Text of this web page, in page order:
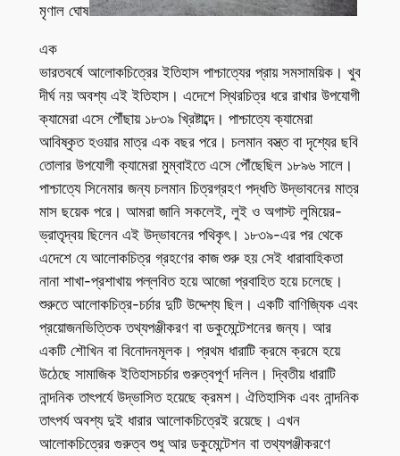
মৃণাল ঘোষ
এক
ভারতবর্ষে আলোকচিত্রের ইতিহাস পাশ্চাত্যের প্রায় সমসাময়িক। খুব
দীর্ঘ নয় অবশ্য এই ইতিহাস। এদেশে স্থিরচিত্র ধরে রাখার উপযোগী
ক্যামেরা এসে পৌঁছায় ১৮৩৯ খ্রিষ্টাব্দে। পাশ্চাত্যে ক্যামেরা
আবিষ্কৃত হওয়ার মাত্র এক বছর পরে। চলমান বস্ত্ত বা দৃশ্যের ছবি
তোলার উপযোগী ক্যামেরা মুম্বাইতে এসে পৌঁছেছিল ১৮৯৬ সালে।
পাশ্চাত্যে সিনেমার জন্য চলমান চিত্রগ্রহণ পদ্ধতি উদ্ভাবনের মাত্র
মাস ছয়েক পরে। আমরা জানি সকলেই, লুই ও অগাস্ট লুমিয়ের-
ভ্রাতৃদ্বয় ছিলেন এই উদ্ভাবনের পথিকৃৎ। ১৮৩৯-এর পর থেকে
এদেশে যে আলোকচিত্র গ্রহণের কাজ শুরু হয় সেই ধারাবাহিকতা
নানা শাখা-প্রশাখায় পল্লবিত হয়ে আজো প্রবাহিত হয়ে চলেছে।
শুরুতে আলোকচিত্র-চর্চার দুটি উদ্দেশ্য ছিল। একটি বাণিজ্যিক এবং
প্রয়োজনভিত্তিক তথ্যপঞ্জীকরণ বা ডকুমেন্টেশনের জন্য। আর
একটি শৌখিন বা বিনোদনমূলক। প্রথম ধারাটি ক্রমে ক্রমে হয়ে
উঠেছে সামাজিক ইতিহাসচর্চার গুরুত্বপূর্ণ দলিল। দ্বিতীয় ধারাটি
নান্দনিক তাৎপর্যে উদ্ভাসিত হয়েছে ক্রমশ। ঐতিহাসিক এবং নান্দনিক
তাৎপর্য অবশ্য দুই ধারার আলোকচিত্রেই রয়েছে। এখন
আলোকচিত্রের গুরুত্ব শুধু আর ডকুমেন্টেশন বা তথ্যপঞ্জীকরণে